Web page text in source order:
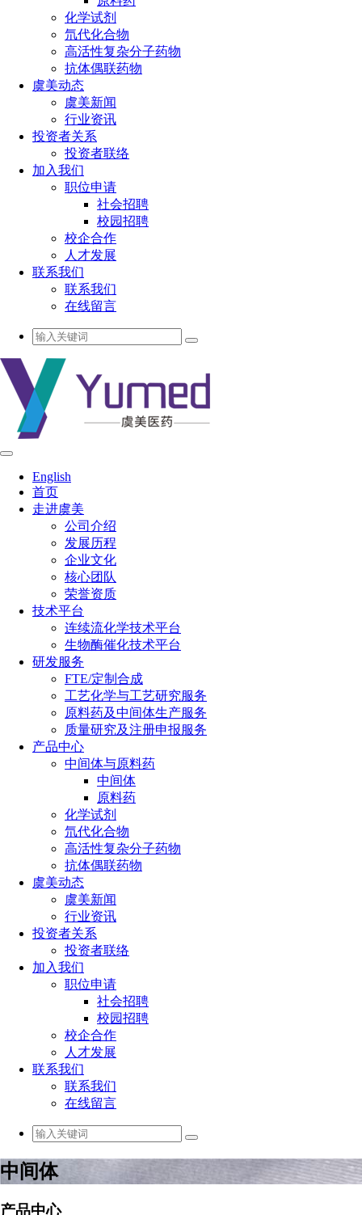
化学试剂
氘代化合物
高活性复杂分子药物
抗体偶联药物
虞美动态
虞美新闻
行业资讯
投资者关系
投资者联络
加入我们
职位申请
社会招聘
校园招聘
校企合作
人才发展
联系我们
联系我们
在线留言
English
首页
走进虞美
公司介绍
发展历程
企业文化
核心团队
荣誉资质
技术平台
连续流化学技术平台
生物酶催化技术平台
研发服务
FTE/定制合成
工艺化学与工艺研究服务
原料药及中间体生产服务
质量研究及注册申报服务
产品中心
中间体与原料药
中间体
原料药
化学试剂
氘代化合物
高活性复杂分子药物
抗体偶联药物
虞美动态
虞美新闻
行业资讯
投资者关系
投资者联络
加入我们
职位申请
社会招聘
校园招聘
校企合作
人才发展
联系我们
联系我们
在线留言
中间体
产品中心